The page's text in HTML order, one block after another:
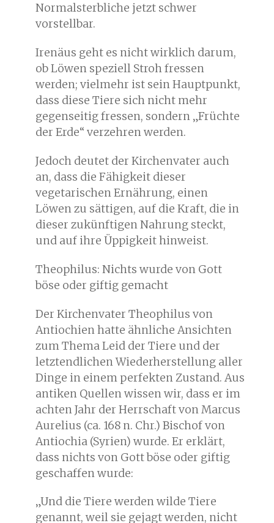
Normalsterbliche jetzt schwer
vorstellbar.
Irenäus geht es nicht wirklich darum,
ob Löwen speziell Stroh fressen
werden; vielmehr ist sein Hauptpunkt,
dass diese Tiere sich nicht mehr
gegenseitig fressen, sondern „Früchte
der Erde“ verzehren werden.
Jedoch deutet der Kirchenvater auch
an, dass die Fähigkeit dieser
vegetarischen Ernährung, einen
Löwen zu sättigen, auf die Kraft, die in
dieser zukünftigen Nahrung steckt,
und auf ihre Üppigkeit hinweist.
Theophilus: Nichts wurde von Gott
böse oder giftig gemacht
Der Kirchenvater Theophilus von
Antiochien hatte ähnliche Ansichten
zum Thema Leid der Tiere und der
letztendlichen Wiederherstellung aller
Dinge in einem perfekten Zustand. Aus
antiken Quellen wissen wir, dass er im
achten Jahr der Herrschaft von Marcus
Aurelius (ca. 168 n. Chr.) Bischof von
Antiochia (Syrien) wurde. Er erklärt,
dass nichts von Gott böse oder giftig
geschaffen wurde:
„Und die Tiere werden wilde Tiere
genannt, weil sie gejagt werden, nicht